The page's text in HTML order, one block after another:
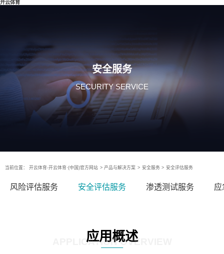
开云体育
安全服务
SECURITY SERVICE
当前位置： 开云体育-开云体育·(中国)官方网站 > 产品与解决方案 > 安全服务 > 安全评估服务
风险评估服务 安全评估服务 渗透测试服务 应
应用概述
APPLICATION OVERVIEW